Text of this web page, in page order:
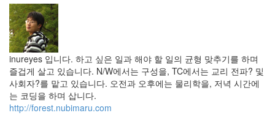
inureyes 입니다. 하고 싶은 일과 해야 할 일의 균형 맞추기를 하며
즐겁게 살고 있습니다. N/W에서는 구성을, TC에서는 교리 전파? 및
사회자?를 맡고 있습니다. 오전과 오후에는 물리학을, 저녁 시간에
는 코딩을 하며 삽니다.
http://forest.nubimaru.com
거
운
이
야
기
44
머
리
아
픈